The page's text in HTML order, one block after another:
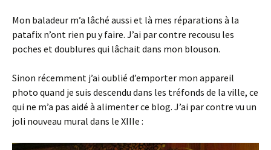
Mon baladeur m’a lâché aussi et là mes réparations à la
patafix n’ont rien pu y faire. J’ai par contre recousu les
poches et doublures qui lâchait dans mon blouson.
Sinon récemment j’ai oublié d’emporter mon appareil
photo quand je suis descendu dans les tréfonds de la ville, ce
qui ne m’a pas aidé à alimenter ce blog. J’ai par contre vu un
joli nouveau mural dans le XIIIe :